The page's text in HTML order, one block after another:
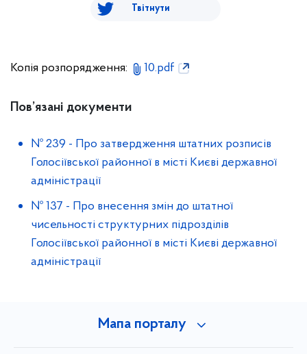
Твітнути
Копія розпорядження: 10.pdf
Пов’язані документи
№ 239 - Про затвердження штатних розписів
Голосіївської районної в місті Києві державної
адміністрації
№ 137 - Про внесення змін до штатної
чисельності структурних підрозділів
Голосіївської районної в місті Києві державної
адміністрації
Мапа порталу